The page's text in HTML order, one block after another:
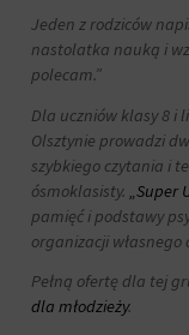
Jeden z rodziców
nastolatka nauką i
polecam.”
Dla uczniów klasy 8 i
Olsztynie prowadzi
szybkiego czytania i
ósmoklasisty. „Super
pamięć i podstawy
organizacji własnego
Pełną ofertę dla tej
dla młodzieży.